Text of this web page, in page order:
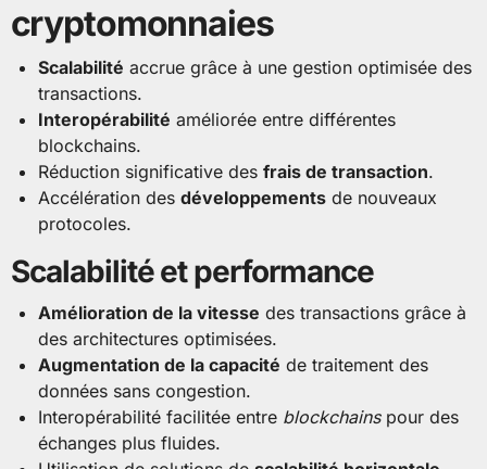
cryptomonnaies
Scalabilité accrue grâce à une gestion optimisée des
transactions.
Interopérabilité améliorée entre différentes
blockchains.
Réduction significative desfrais de transaction.
Accélération desdéveloppements de nouveaux
protocoles.
Scalabilité et performance
Amélioration de la vitesse des transactions grâce à
des architectures optimisées.
Augmentation de la capacité de traitement des
données sans congestion.
Interopérabilité facilitée entre blockchainspour des
échanges plus fluides.